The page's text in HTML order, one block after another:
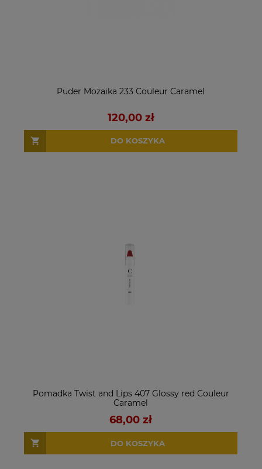
Puder Mozaika 233 Couleur Caramel
120,00 zł
DO KOSZYKA
Pomadka Twist and Lips 407 Glossy red Couleur
Caramel
68,00 zł
DO KOSZYKA